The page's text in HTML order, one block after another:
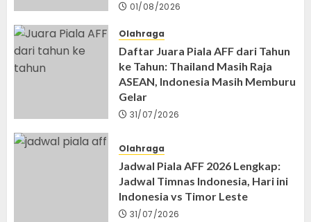
01/08/2026
Olahraga
Daftar Juara Piala AFF dari Tahun
ke Tahun: Thailand Masih Raja
ASEAN, Indonesia Masih Memburu
Gelar
31/07/2026
Olahraga
Jadwal Piala AFF 2026 Lengkap:
Jadwal Timnas Indonesia, Hari ini
Indonesia vs Timor Leste
31/07/2026